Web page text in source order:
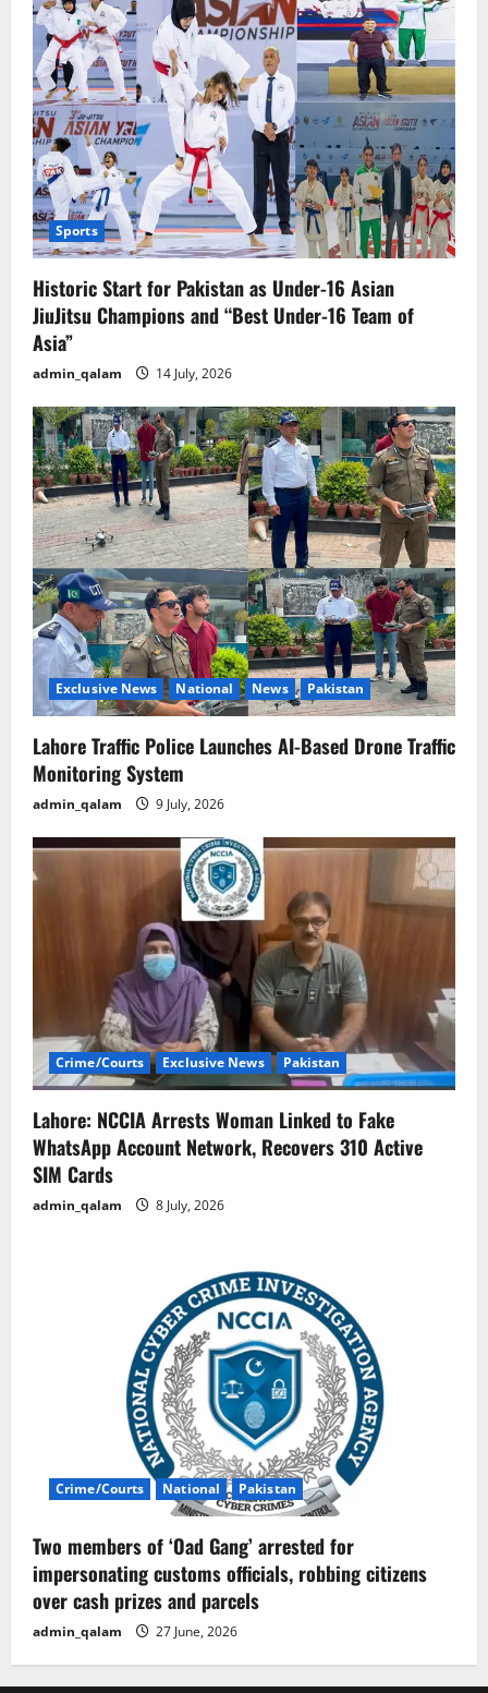
Sports
Historic Start for Pakistan as Under-16 Asian
JiuJitsu Champions and “Best Under-16 Team of
Asia”
admin_qalam 14 July, 2026
Exclusive News National News Pakistan
Lahore Traffic Police Launches AI-Based Drone Traffic
Monitoring System
admin_qalam 9 July, 2026
Crime/Courts Exclusive News Pakistan
Lahore: NCCIA Arrests Woman Linked to Fake
WhatsApp Account Network, Recovers 310 Active
SIM Cards
admin_qalam 8 July, 2026
Crime/Courts National Pakistan
Two members of ‘Oad Gang’ arrested for
impersonating customs officials, robbing citizens
over cash prizes and parcels
admin_qalam 27 June, 2026